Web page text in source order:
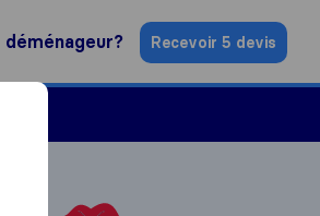
déménageur? Recevoir 5 devis